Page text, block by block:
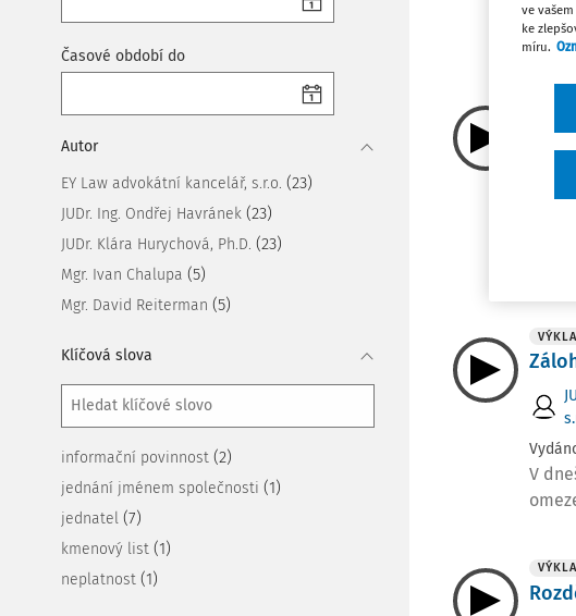
Časové období do
Autor
EY Law advokátní kancelář, s.r.o. (23)
JUDr. Ing. Ondřej Havránek (23)
JUDr. Klára Hurychová, Ph.D. (23)
Mgr. Ivan Chalupa (5)
Mgr. David Reiterman (5)
Klíčová slova
informační povinnost (2)
jednání jménem společnosti (1)
jednatel (7)
kmenový list (1)
neplatnost (1)
V
V
V
ve
ke
míru.